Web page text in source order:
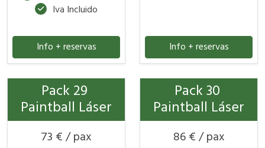
Iva Incluido
Info + reservas Info + reservas
Pack 29
Paintball Láser
73 € / pax
Pack 30
Paintball Láser
86 € / pax